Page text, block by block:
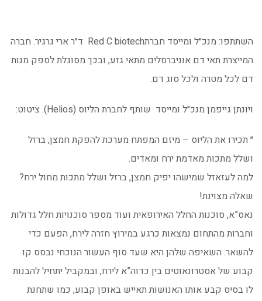
השתתפו: מנכ״ל ומייסד חברתRed C biotech ד״ר ארי גרגיר. חברה
המייצרת תאי דם אוניברסלים מתאי גזע, ובכך מסוגלת לספק מנות
דם לכל מטרה ולכל סוג דם.
ויונתן גייפמן מנכ״ל ומייסד שותף לחברת הליוס (Helios). ציטוט:
״ תכירו את הליוס – מיזם המפתח מערכת להפקת חמצן, ברזל
ושלל מתכות מאדמת ירח ומאדים.
למה לעזאזל שמישהו יפיק חמצן, ברזל ושלל מתכות מחול ירח?
שאלה מצוינת!
נאס”א, סוכנות החלל האירופאית ועוד מספר סוכנויות חלל גדולות
וחברות מהתחום נמצאות כרגע במירוץ חזרה לירח, הפעם כדי
להשאר. השאיפה שלהן היא שעד סוף העשור הנוכחי נבסס קו
קבוע של אסטרונאוטים בין כדוה”א לירח, ובמקביל יתחיל להבנות
לו בסיס קבע אותו האנושות תאייש באופן קבוע, כמו שתחנת